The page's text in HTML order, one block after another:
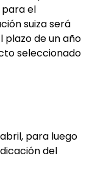
el
suiza será
plazo de un año
seleccionado
para luego
del